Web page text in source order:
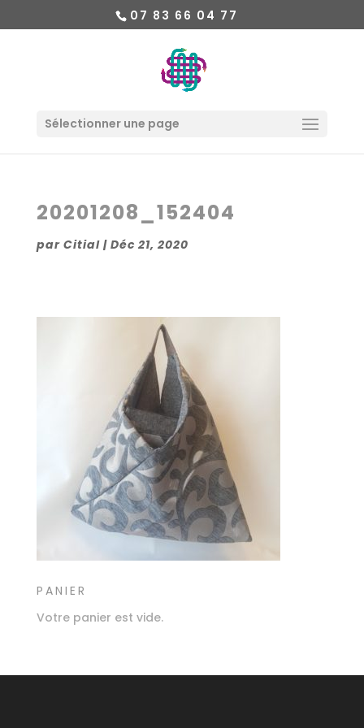
07 83 66 04 77
Sélectionner une page
20201208_152404
par Citial| Déc 21, 2020
PANIER
Votre panier est vide.